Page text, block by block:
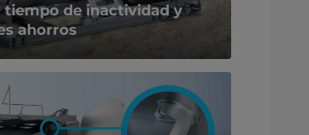
tiempo de inactividad y
ahorros